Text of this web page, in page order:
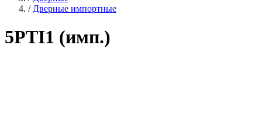
/ Дверные импортные
5PTI1 (имп.)